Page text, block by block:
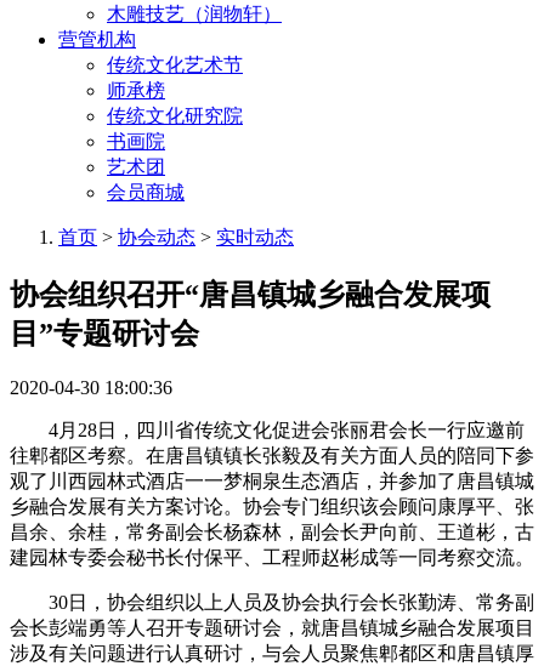
木雕技艺（润物轩）
营管机构
传统文化艺术节
师承榜
传统文化研究院
书画院
艺术团
会员商城
首页 > 协会动态 > 实时动态
协会组织召开“唐昌镇城乡融合发展项
目”专题研讨会
2020-04-30 18:00:36
4月28日，四川省传统文化促进会张丽君会长一行应邀前
往郫都区考察。在唐昌镇镇长张毅及有关方面人员的陪同下参
观了川西园林式酒店一一梦桐泉生态酒店，并参加了唐昌镇城
乡融合发展有关方案讨论。协会专门组织该会顾问康厚平、张
昌余、余桂，常务副会长杨森林，副会长尹向前、王道彬，古
建园林专委会秘书长付保平、工程师赵彬成等一同考察交流。
30日，协会组织以上人员及协会执行会长张勤涛、常务副
会长彭端勇等人召开专题研讨会，就唐昌镇城乡融合发展项目
涉及有关问题进行认真研讨，与会人员聚焦郫都区和唐昌镇厚